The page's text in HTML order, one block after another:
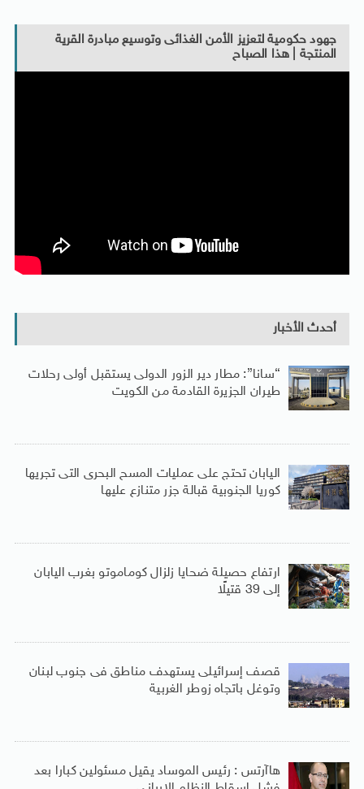
جهود حكومية لتعزيز الأمن الغذائى وتوسيع مبادرة القرية
المنتجة | هذا الصباح
أحدث الأخبار
“سانا”: مطار دير الزور الدولى يستقبل أولى رحلات
طيران الجزيرة ‏القادمة من الكويت
اليابان تحتج على عمليات المسح البحرى التى تجريها
كوريا الجنوبية قبالة جزر متنازع عليها
ارتفاع حصيلة ضحايا زلزال كوماموتو بغرب اليابان
إلى 39 قتيلًا
قصف إسرائيلى يستهدف مناطق فى جنوب لبنان
وتوغل باتجاه زوطر الغربية
هاآرتس : رئيس الموساد يقيل مسئولين كبارا بعد